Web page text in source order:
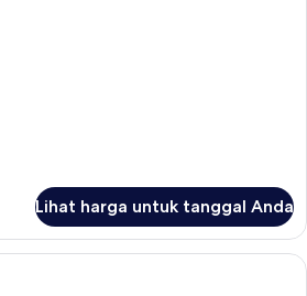
Lihat harga untuk tanggal Anda
Kamar Keluarga | Pemandangan dari